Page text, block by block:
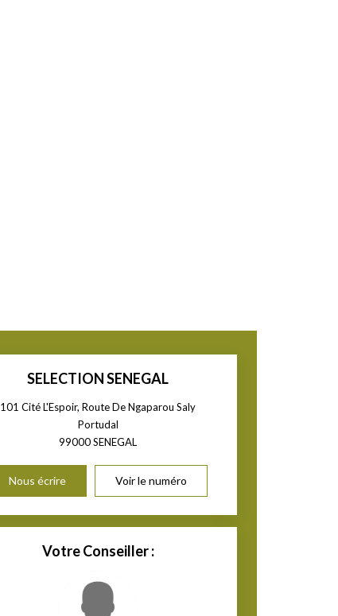
SELECTION SENEGAL
101 Cité L'Espoir, Route De Ngaparou Saly
Portudal
99000SENEGAL
Nous écrire Voir le numéro
Votre Conseiller :